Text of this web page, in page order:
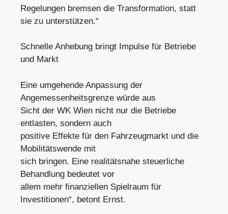
Regelungen bremsen die Transformation, statt
sie zu unterstützen.“
Schnelle Anhebung bringt Impulse für Betriebe
und Markt
Eine umgehende Anpassung der
Angemessenheitsgrenze würde aus
Sicht der WK Wien nicht nur die Betriebe
entlasten, sondern auch
positive Effekte für den Fahrzeugmarkt und die
Mobilitätswende mit
sich bringen. Eine realitätsnahe steuerliche
Behandlung bedeutet vor
allem mehr finanziellen Spielraum für
Investitionen“, betont Ernst.